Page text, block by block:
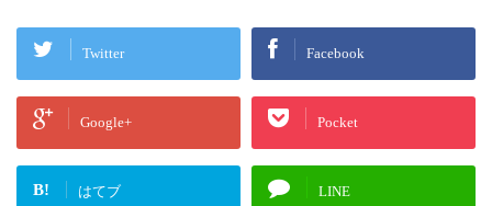
Twitter Facebook
Google+ Pocket
B! はてブ LINE